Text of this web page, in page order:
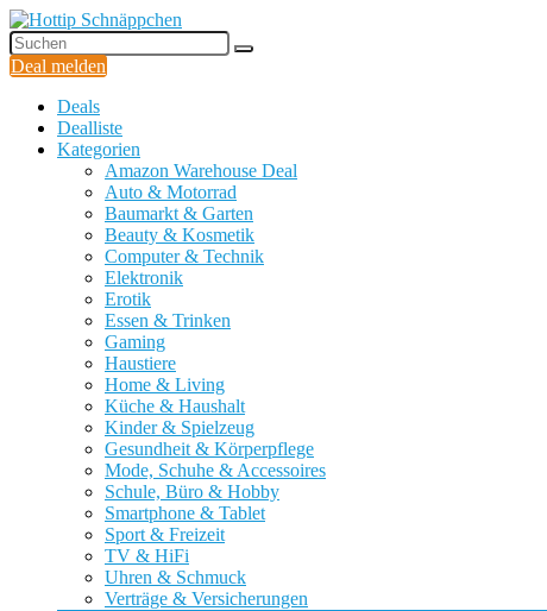
Deal melden
Deals
Dealliste
Kategorien
Amazon Warehouse Deal
Auto & Motorrad
Baumarkt & Garten
Beauty & Kosmetik
Computer & Technik
Elektronik
Erotik
Essen & Trinken
Gaming
Haustiere
Home & Living
Küche & Haushalt
Kinder & Spielzeug
Gesundheit & Körperpflege
Mode, Schuhe & Accessoires
Schule, Büro & Hobby
Smartphone & Tablet
Sport & Freizeit
TV & HiFi
Uhren & Schmuck
Verträge & Versicherungen